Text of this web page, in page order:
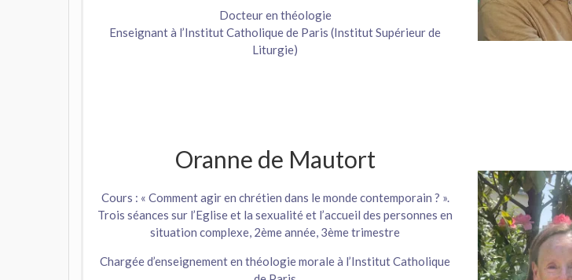
Docteur en théologie
Enseignant à l’Institut Catholique de Paris (Institut Supérieur de
Liturgie)
Oranne de Mautort
Cours : « Comment agir en chrétien dans le monde contemporain ? ».
Trois séances sur l’Eglise et la sexualité et l’accueil des personnes en
situation complexe, 2ème année, 3ème trimestre
Chargée d’enseignement en théologie morale à l’Institut Catholique